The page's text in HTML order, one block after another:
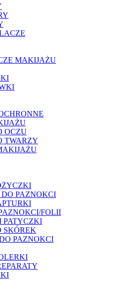
MAKIJAŻU
OCZU
TWARZY
PAZNOKCI
FOLII
PATYCZKI
SKÓREK
PAZNOKCI